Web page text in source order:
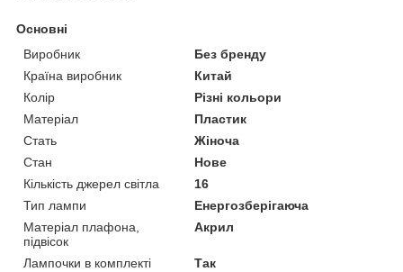
Основні
Виробник
Без бренду
Країна виробник
Китай
Колір
Різні кольори
Матеріал
Пластик
Стать
Жіноча
Стан
Нове
Кількість джерел світла
16
Тип лампи
Енергозберігаюча
Матеріал плафона,
підвісок
Акрил
Лампочки в комплекті
Так